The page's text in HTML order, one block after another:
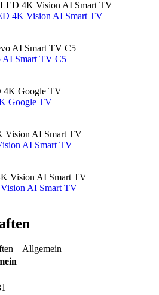
4K Vision AI Smart TV
Smart TV C5
Google TV
AI Smart TV
AI Smart TV
– Allgemein